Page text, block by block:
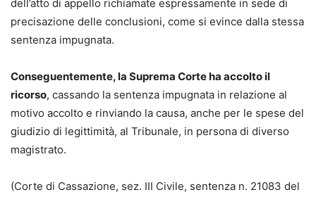
dell’atto di appello richiamate espressamente in sede di
precisazione delle conclusioni, come si evince dalla stessa
sentenza impugnata.
Conseguentemente, la Suprema Corte ha accolto il
ricorso, cassando la sentenza impugnata in relazione al
motivo accolto e rinviando la causa, anche per le spese del
giudizio di legittimità, al Tribunale, in persona di diverso
magistrato.
(Corte di Cassazione, sez. III Civile, sentenza n. 21083 del